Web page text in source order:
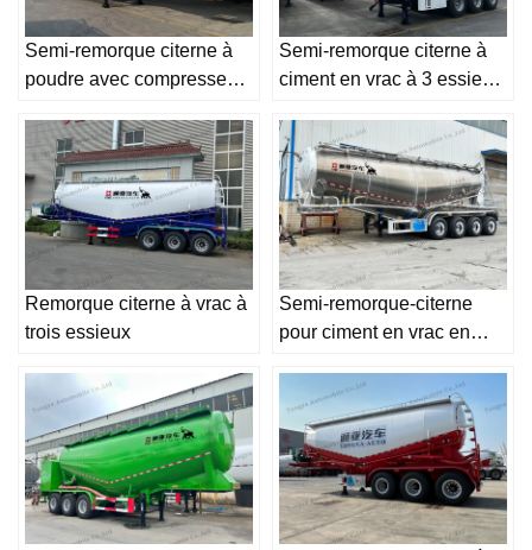
Semi-remorque citerne à
poudre avec compresseur
Semi-remorque citerne à
ciment en vrac à 3 essieux
Remorque citerne à vrac à
trois essieux
Semi-remorque-citerne
pour ciment en vrac en